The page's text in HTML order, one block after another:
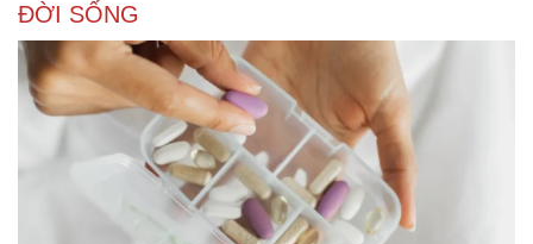
Công nghệ
ĐỜI SỐNG